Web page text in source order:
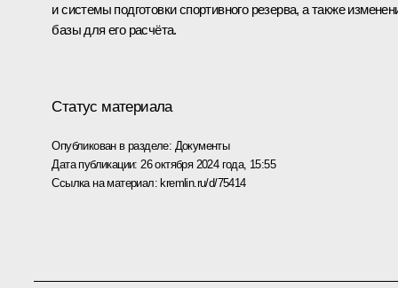
и системы подготовки спортивного резерва, а также
базы для его расчёта.
Статус материала
Опубликован в разделе: Документы
Дата публикации: 26 октября 2024 года, 15:55
Ссылка на материал: kremlin.ru/d/75414